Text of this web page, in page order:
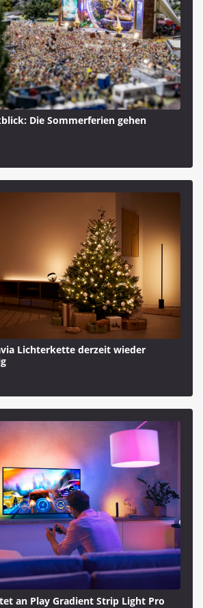
Die Sommerferien gehen
Lichterkette derzeit wieder
an Play Gradient Strip Light Pro